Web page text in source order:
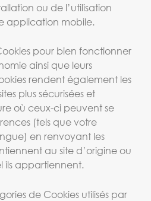
ou de l’utilisation
application mobile.
pour bien fonctionner
ainsi que leurs
rendent également les
plus sécurisées et
où ceux-ci peuvent se
(tels que votre
en renvoyant les
au site d’origine ou
ils appartiennent.
de Cookies utilisés par